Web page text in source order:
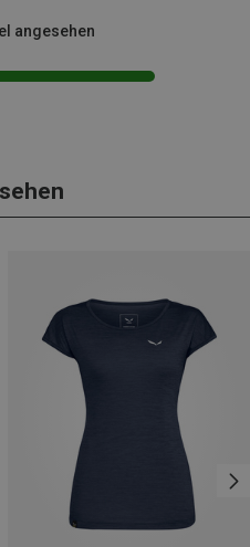
angesehen